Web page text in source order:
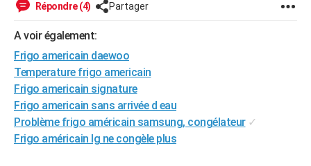
Destinations
City break
Voyage nature
Voyage de noces
Forum
Climat
BONS PLANS
CARTE DE VOEUX
Carte de Noël
Carte Bonne année
Carte Saint-Valentin
Carte Pâques
Carte d'anniversaire
DICTIONNAIRE
Répondre (4) Partager
A voir également:
Frigo americain daewoo
Temperature frigo americain
Frigo americain signature
Frigo americain sans arrivée d eau
Problème frigo américain samsung, congélateur ✓
Frigo américain lg ne congèle plus